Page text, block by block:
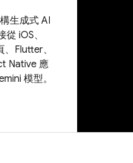
生成式 AI
iOS、
Flutter、
Native 應
模型。